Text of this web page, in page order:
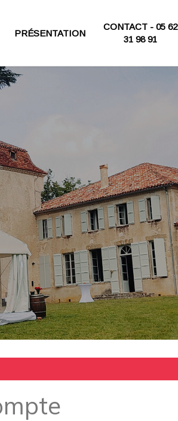
PRÉSENTATION
CONTACT - 05 62
31 98 91